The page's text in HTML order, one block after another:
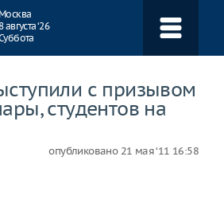
Москва
августа ‘26
с призывом
студентов на
опубликовано 21 мая ‘11 16:58